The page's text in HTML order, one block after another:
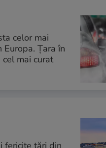
celor mai
Țara în
mai curat
fericite țări din